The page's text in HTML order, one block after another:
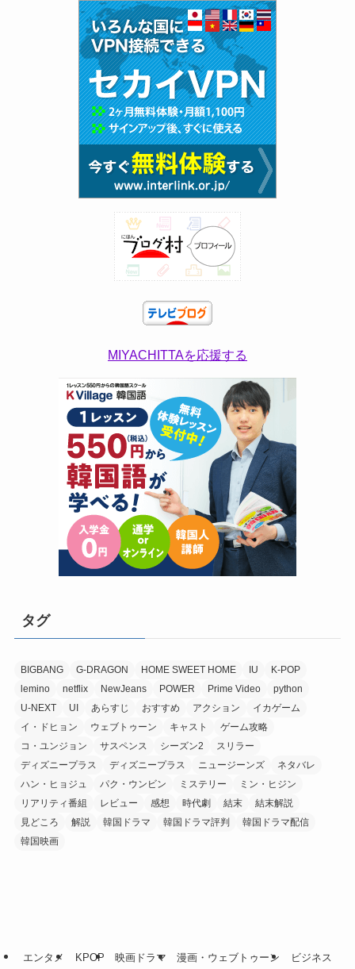
MIYACHITTAを応援する
タグ
BIGBANG G-DRAGON HOME SWEET HOME IU
K-POP
lemino
netflix NewJeans POWER Prime Video
python
U-NEXT
UI あらすじ おすすめ アクション
イカゲーム
イ・ドヒョン
ウェブトゥーン キャスト
ゲーム攻略
コ・ユンジョン
サスペンス シーズン2
スリラー
ディズニープラス
ディズニープラス ニュージーンズ
ネタバレ
ハン・ヒョジュ
パク・ウンビン ミステリー
ミン・ヒジン
リアリティ番組
レビュー 感想 時代劇 結末
結末解説
見どころ
解説 韓国ドラマ 韓国ドラマ評判
韓国ドラマ配信
韓国映画
エンタメ KPOP 映画ドラマ 漫画・ウェブトゥーン ビジネス